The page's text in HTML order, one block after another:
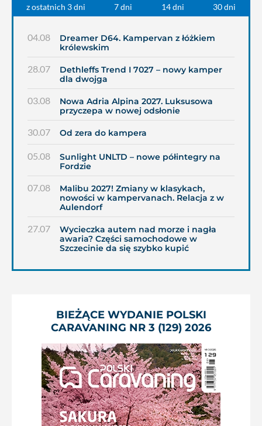
z ostatnich 3 dni 7 dni 14 dni 30 dni
04.08
Dreamer D64. Kampervan z łóżkiem
królewskim
28.07
Dethleffs Trend I 7027 – nowy kamper
dla dwojga
03.08
Nowa Adria Alpina 2027. Luksusowa
przyczepa w nowej odsłonie
30.07 Od zera do kampera
05.08
Sunlight UNLTD – nowe półintegry na
Fordzie
07.08
Malibu 2027! Zmiany w klasykach,
nowości w kampervanach. Relacja z w
Aulendorf
27.07
Wycieczka autem nad morze i nagła
awaria? Części samochodowe w
Szczecinie da się szybko kupić
BIEŻĄCE WYDANIE POLSKI
CARAVANING NR 3 (129) 2026